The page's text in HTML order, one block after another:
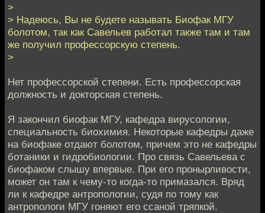
>
> Надеюсь, Вы не будете называть Биофак МГУ
болотом, так как Савельев работал также там и там
же получил профессорскую степень.
>
Нет профессорской степени. Есть профессорская
должность и докторская степень.
Я закончил биофак МГУ, кафедра вирусологии,
специальность биохимия. Некоторые кафедры даже
на биофаке отдают болотом, причем это не кафедры
ботаники и гидробиологии. Про связь Савельева с
биофаком слышу впервые. При его пронырливости,
может он там к чему-то когда-то примазался. Вряд
ли к кафедре антропологии, судя по тому как
антропологи МГУ гоняют его ссаной тряпкой.